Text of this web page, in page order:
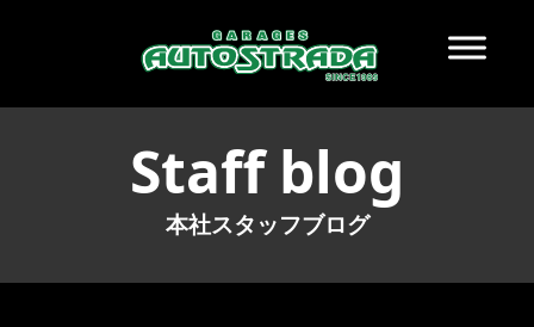
Staff blog
本社スタッフブログ